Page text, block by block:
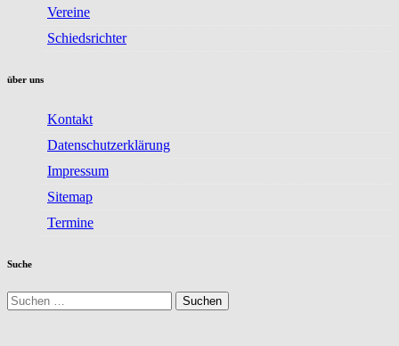
Vereine
Schiedsrichter
über uns
Kontakt
Datenschutzerklärung
Impressum
Sitemap
Termine
Suche
Suchen
nach: